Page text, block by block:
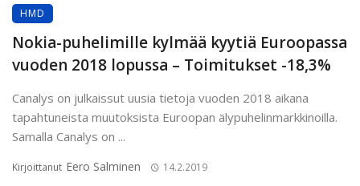
HMD
Nokia-puhelimille kylmää kyytiä Euroopassa
vuoden 2018 lopussa – Toimitukset -18,3%
Canalys on julkaissut uusia tietoja vuoden 2018 aikana
tapahtuneista muutoksista Euroopan älypuhelinmarkkinoilla.
Samalla Canalys on ...
Kirjoittanut Eero Salminen 14.2.2019